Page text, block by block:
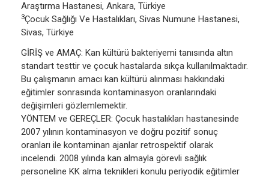
Araştırma Hastanesi, Ankara, Türkiye
3Çocuk Sağlığı Ve Hastalıkları, Sivas Numune Hastanesi,
Sivas, Türkiye
GİRİŞ ve AMAÇ: Kan kültürü bakteriyemi tanısında altın
standart testtir ve çocuk hastalarda sıkça kullanılmaktadır.
Bu çalışmanın amacı kan kültürü alınması hakkındaki
eğitimler sonrasında kontaminasyon oranlarındaki
değişimleri gözlemlemektir.
YÖNTEM ve GEREÇLER: Çocuk hastalıkları hastanesinde
2007 yılının kontaminasyon ve doğru pozitif sonuç
oranları ile kontaminan ajanlar retrospektif olarak
incelendi. 2008 yılında kan almayla görevli sağlık
personeline KK alma teknikleri konulu periyodik eğitimler